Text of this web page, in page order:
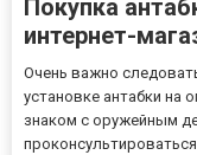
Покупка
интернет-
Очень важно
установке антабки на
знаком с оружейным